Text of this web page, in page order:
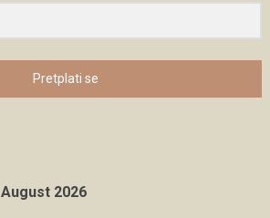
Pretplati se
August 2026